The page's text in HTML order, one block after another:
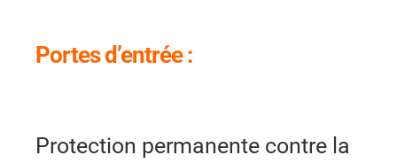
Portes d’entrée :
Protection permanente contre la